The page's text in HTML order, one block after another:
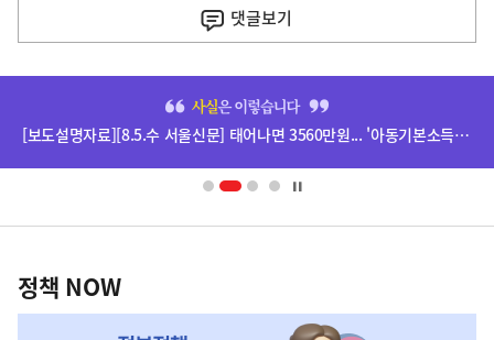
기
댓글보기
영
[보도설명자료][8.5.수 서울신문] 태어나면 3560만원... '아동기본소득' 추진 관련
책
NOW,
정책 NOW